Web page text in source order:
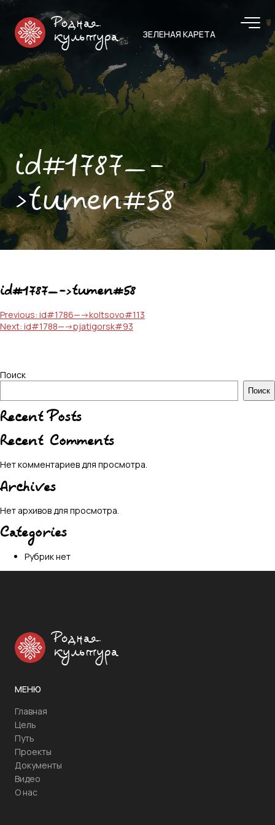
Родная
культура
ЗЕЛЕНАЯ КАРЕТА
id#1787—-
>tumen#58
id#1787—->tumen#58
Навигация
по
Previous: id#1786—->koltsovo#113
Next: id#1788—->pjatigorsk#93
Поиск
Поиск
Recent Posts
Recent Comments
Нет комментариев для просмотра.
Archives
Нет архивов для просмотра.
Categories
Рубрик нет
Родная
культура
МЕНЮ
Главная
Цель
Путь
Проекты
Документы
Видео
О нас